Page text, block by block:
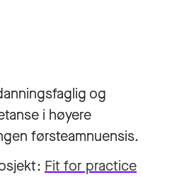
og
i høyere
førsteamnuensis.
Fit for practice